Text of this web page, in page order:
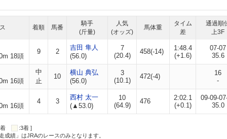
着順 馬番
騎手
(斤量)
人気
(オッズ)
馬体重
タイム
差
通過順
上3F
18頭
9 2
吉田 隼人
(56.0)
7
(20.4)
458(-14)
1:48.4
(+1.6)
07-07
35.6
16頭
中
止
10
横山 典弘
(56.0)
3
(10.1)
472(-4)
16
-
16頭
4 3
西村 太一
(▲53.0)
10
(64.9)
476
2:02.1
(+0.1)
09-09-
35.0
着
:3着 ]
績」はJRAのレースのみとなります。